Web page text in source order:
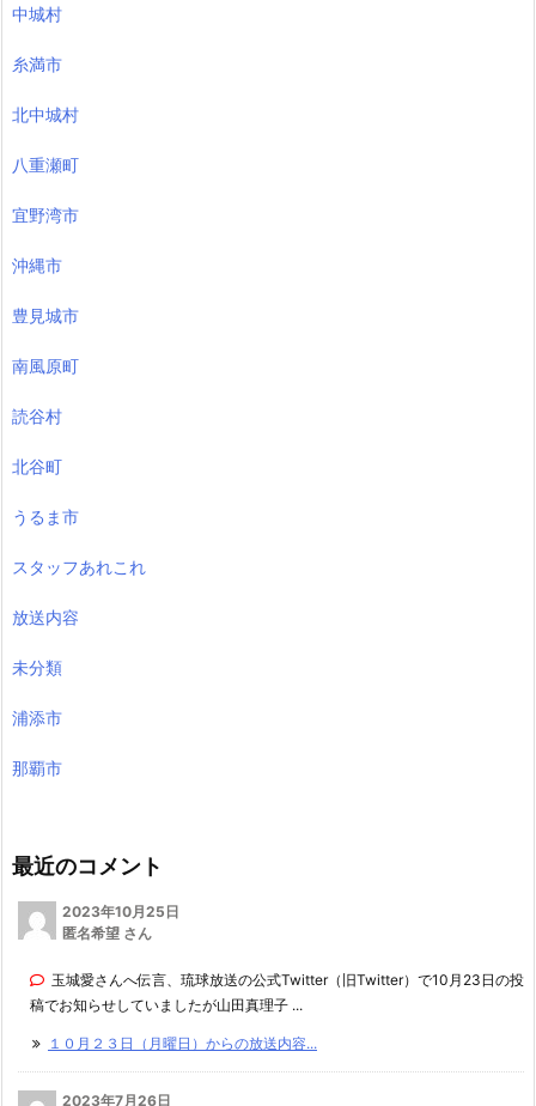
中城村
糸満市
北中城村
八重瀬町
宜野湾市
沖縄市
豊見城市
南風原町
読谷村
北谷町
うるま市
スタッフあれこれ
放送内容
未分類
浦添市
那覇市
最近のコメント
2023年10月25日
匿名希望 さん
玉城愛さんへ伝言、琉球放送の公式Twitter（旧Twitter）で10月23日の投
稿でお知らせしていましたが山田真理子 ...
１０月２３日（月曜日）からの放送内容...
2023年7月26日